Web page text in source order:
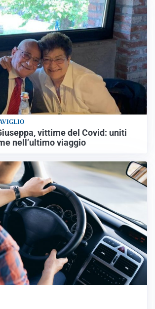
vittime del Covid: uniti
nell’ultimo viaggio